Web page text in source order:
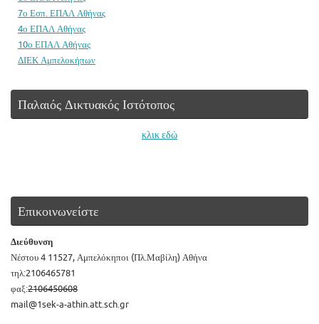
7ο Εσπ. ΕΠΑΛ Αθήνας
4ο ΕΠΑΛ Αθήνας
10ο ΕΠΑΛ Αθήνας
ΔΙΕΚ Αμπελοκήπων
Παλαιός Δικτυακός Ιστότοπος
κλικ εδώ
Επικοινωνείστε
Διεύθυνση
Νέστου 4 11527, Αμπελόκηποι (Πλ.Μαβίλη) Αθήνα
τηλ:2106465781
φαξ:2106450608
mail@1sek-a-athin.att.sch.gr